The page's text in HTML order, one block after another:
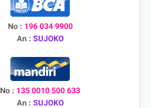
No : 196 034 9900
An : SUJOKO
No : 135 0010 500 633
An : SUJOKO